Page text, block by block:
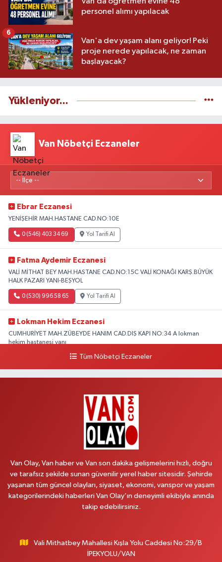
personel alımı yapılacak
Van'a dev yaşam alanı geliyor! Peki
proje nerede yapılacak, ne zaman
başlayacak?
6
Yükleniyor...
Van Nöbetçi Eczaneler
Ebrar Eczanesi
YENİŞEHİR MAH.HASTANE CAD.NO:10E
0 (546) 403 34 69 Yol Tarifi Al
Fatma Aydemir Eczanesi
VALİ MİTHAT BEY MAH.HASTANE CAD.NO:15C VALİ KONAĞI KARŞ.BÜYÜK
HALK PAZARI YANI-BEŞYOL
0 (530) 996 58 65 Yol Tarifi Al
Lokman Hekim Eczanesi
CUMHURİYET MAH.ZÜBEYDE HANIM CAD.DIŞ KAPI NO:34 A lokman
hekim hastanesi yanı
Yol Tarifi Al
Vanyolu Caddesi Yeni Diş Hastanesi Yanı NO:102F
Yol Tarifi Al
CUMHURİYET MAH.KONAK SK.NO:6
0 (530) 442 24 65 Yol Tarifi Al
Yiğit Eczanesi
Tüm Nöbetçi Eczaneler
Van Olay, Van haber ve Van son dakika gelişmelerini hızlı, doğru
ve tarafsız şekilde sunan güvenilir yerel haber sitesidir. Şehirde
yaşanan tüm güncel olayları, siyaset, ekonomi, vanspor ve yaşam
kategorilerindeki haberleri Van Olay’ın deneyimli ekibiyle anında
takip edebilirsiniz.
Vali Mithatbey Mahallesi Kışla Yolu Caddesi No:29/B
İPEKYOLU/VAN